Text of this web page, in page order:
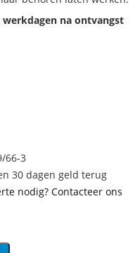
na ontvangst
66-3
30 dagen geld terug
nodig? Contacteer ons